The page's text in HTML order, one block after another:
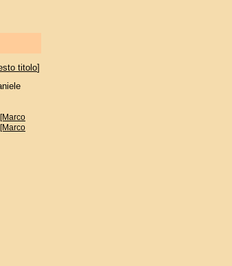
titolo]